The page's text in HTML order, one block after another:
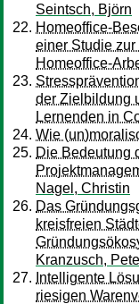
Seintsch, Björn
Homeoffice-
einer Studie
Homeoffice-
der Zielbildung
Lernenden in
Wie
Die Bedeutung
Nagel, Christin
Das
kreisfreien
Kranzusch,
Intelligente
riesigen